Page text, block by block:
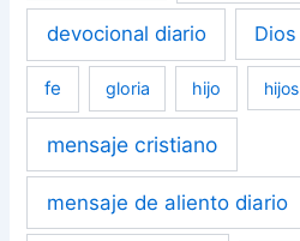
devocional diario Dios
fe gloria hijo hijos
mensaje cristiano
mensaje de aliento diario